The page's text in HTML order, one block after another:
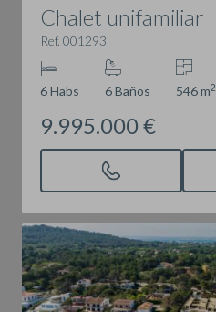
Chalet unifamiliar
Ref. 001293
6 Habs 6 Baños 546 m2
9.995.000 €